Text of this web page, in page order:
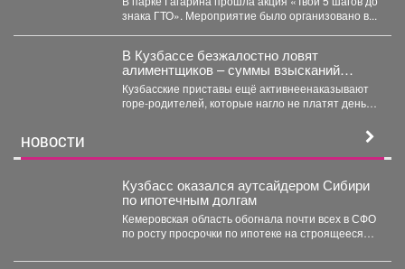
знака ГТО». Мероприятие было организовано в...
В Кузбассе безжалостно ловят
алиментщиков – суммы взысканий
невероятно растут
Кузбасские приставы ещё активнеенаказывают
горе-родителей, которые нагло не платят деньги
НОВОСТИ
Кузбасс оказался аутсайдером Сибири
по ипотечным долгам
Кемеровская область обогнала почти всех в СФО
по росту просрочки по ипотеке на строящееся